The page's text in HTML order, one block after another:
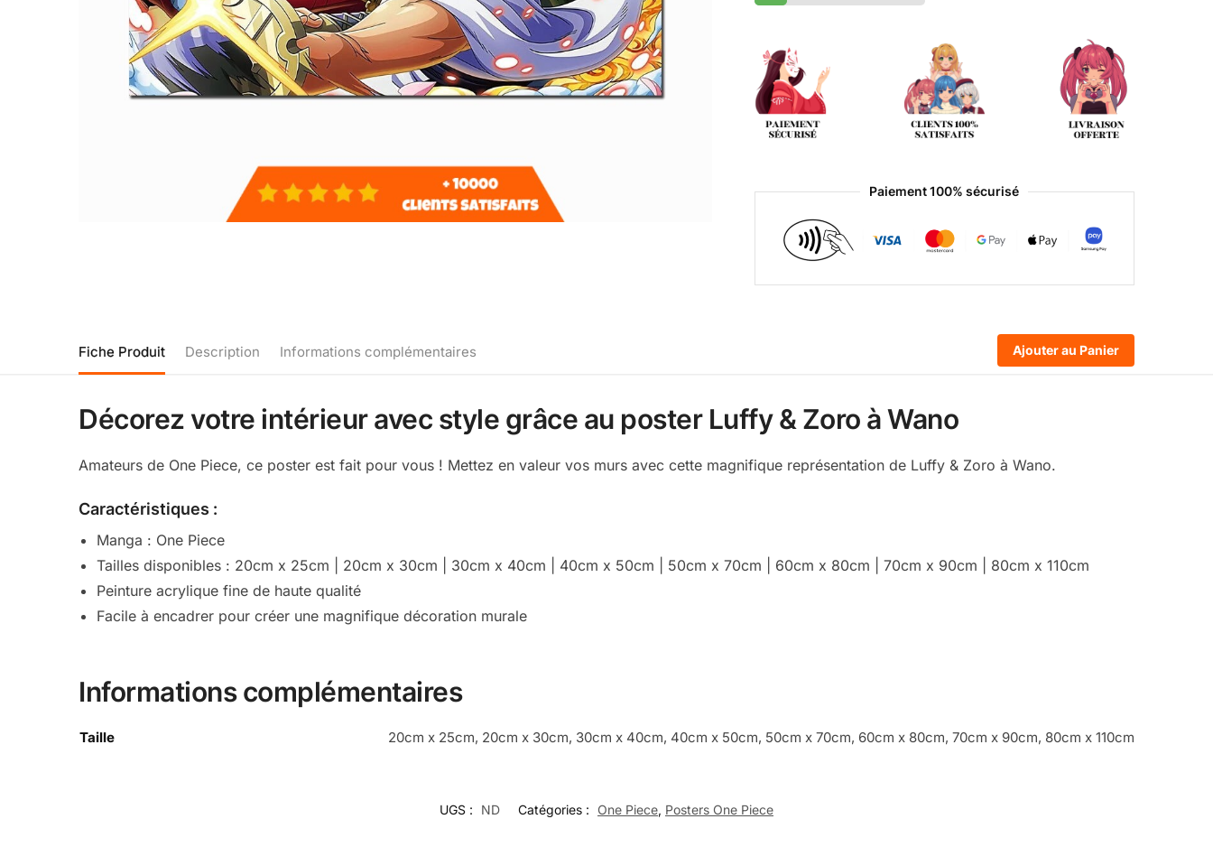
Paiement 100% sécurisé
Fiche Produit Description Informations complémentaires Ajouter au Panier
Décorez votre intérieur avec style grâce au poster Luffy & Zoro à Wano
Amateurs de One Piece, ce poster est fait pour vous ! Mettez en valeur vos murs avec cette magnifique représentation de Luffy & Zoro à Wano.
Caractéristiques :
Manga : One Piece
Tailles disponibles : 20cm x 25cm | 20cm x 30cm | 30cm x 40cm | 40cm x 50cm | 50cm x 70cm | 60cm x 80cm | 70cm x 90cm | 80cm x 110cm
Peinture acrylique fine de haute qualité
Facile à encadrer pour créer une magnifique décoration murale
Informations complémentaires
Taille 20cm x 25cm, 20cm x 30cm, 30cm x 40cm, 40cm x 50cm, 50cm x 70cm, 60cm x 80cm, 70cm x 90cm, 80cm x 110cm
UGS : ND Catégories : One Piece, Posters One Piece